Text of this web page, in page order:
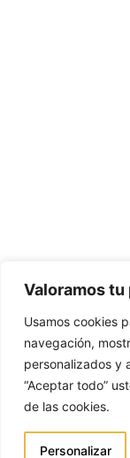
Valoramos
Usamos cookies
navegación,
personalizados y
“Aceptar todo”
de las cookies.
Personalizar